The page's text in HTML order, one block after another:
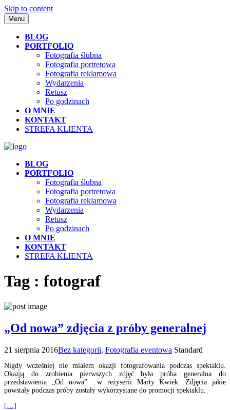
Skip to content
Menu
BLOG
PORTFOLIO
Fotografia ślubna
Fotografia portretowa
Fotografia reklamowa
Wydarzenia
Retusz
Po godzinach
O MNIE
KONTAKT
STREFA KLIENTA
BLOG
PORTFOLIO
Fotografia ślubna
Fotografia portretowa
Fotografia reklamowa
Wydarzenia
Retusz
Po godzinach
O MNIE
KONTAKT
STREFA KLIENTA
Tag : fotograf
„Od nowa” zdjęcia z próby generalnej
21 sierpnia 2016Bez kategorii, Fotografia eventowa Standard
Nigdy wcześniej nie miałem okazji fotografowania podczas spektaklu.
Okazją do zrobienia pierwszych zdjęć była próba generalna do
przedstawienia „Od nowa” w reżyserii Marty Kwiek. Zdjęcia jakie
powstały podczas próby zostały wykorzystane do promocji spektaklu.
[…]